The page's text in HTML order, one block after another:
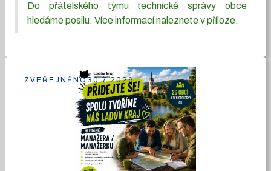
Do přátelského týmu technické správy obce
hledáme posilu. Více informací naleznete v příloze.
ZVEŘEJNĚNO30.7.2026